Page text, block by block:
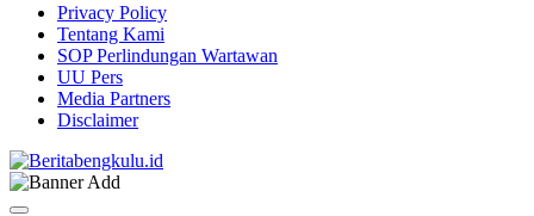
Privacy Policy
Tentang Kami
SOP Perlindungan Wartawan
UU Pers
Media Partners
Disclaimer